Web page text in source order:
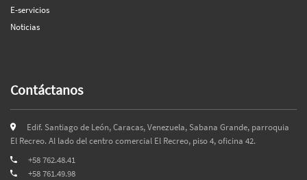
E-servicios
Noticias
Contáctanos
Edif. Santiago de León, Caracas, Venezuela, Sabana Grande, parroquia
El Recreo. Al lado del centro comercial El Recreo, piso 4, oficina 42.
+58 762.48.41
+58 761.49.98